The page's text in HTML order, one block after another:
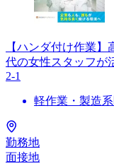
【ハンダ付け作業
代の女性スタッフが
2-1
軽作業・製造系
勤務地
面接地